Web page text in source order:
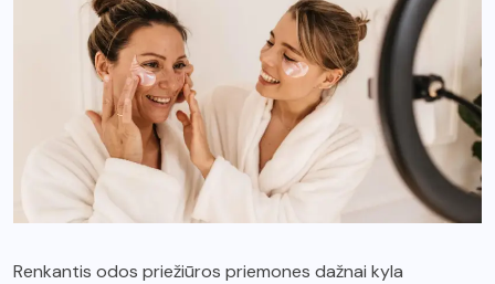
Renkantis odos priežiūros priemones dažnai kyla